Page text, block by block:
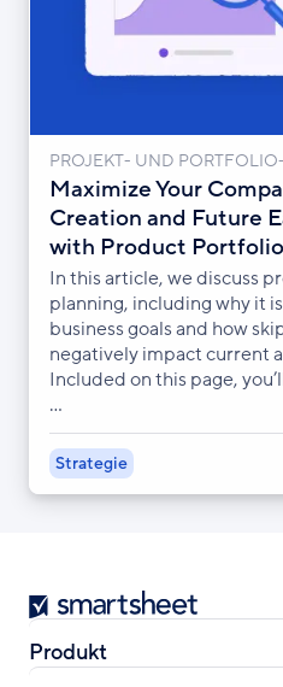
PROJEKT- UND
Maximize Your
Creation and Future
with Product
In this article, we discuss
planning, including why it
business goals and how
negatively impact current
Included on this page,
...
Strategie
Smartsheet
Produkt